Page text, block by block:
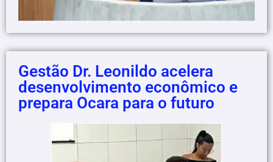
Gestão Dr. Leonildo acelera
desenvolvimento econômico e
prepara Ocara para o futuro